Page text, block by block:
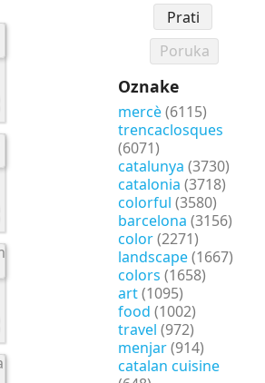
Prati
Poruka
Oznake
mercè(6115)
trencaclosques
(6071)
catalunya (3730)
catalonia (3718)
colorful (3580)
barcelona (3156)
color(2271)
landscape(1667)
colors (1658)
art(1095)
food (1002)
travel (972)
menjar(914)
catalan cuisine